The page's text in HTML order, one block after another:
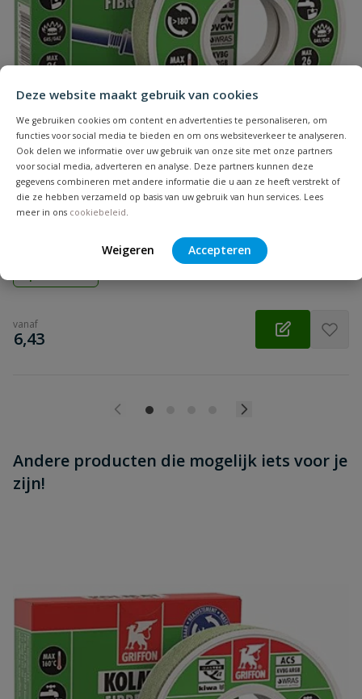
Deze website maakt gebruik van cookies
We gebruiken cookies om content en advertenties te personaliseren, om
functies voor social media te bieden en om ons websiteverkeer te analyseren.
Ook delen we informatie over uw gebruik van onze site met onze partners
voor social media, adverteren en analyse. Deze partners kunnen deze
gegevens combineren met andere informatie die u aan ze heeft verstrekt of
die ze hebben verzameld op basis van uw gebruik van hun services. Lees
meer in ons cookiebeleid.
Weigeren Accepteren
Samenvatting
Beoordeling
Beoordeling versturen
Kolmat® Fibre Seal afdichtingstape
vanaf
€
6,43
Andere producten die mogelijk iets voor je
zijn!